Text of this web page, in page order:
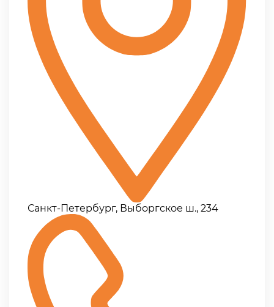
Санкт-Петербург, Выборгское ш., 234